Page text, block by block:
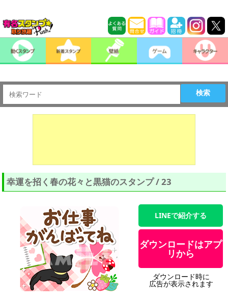
検索
幸運を招く春の花々と黒猫のスタンプ / 23
LINEで紹介する
ダウンロードはアプ
リから
ダウンロード時に
広告が表示されます